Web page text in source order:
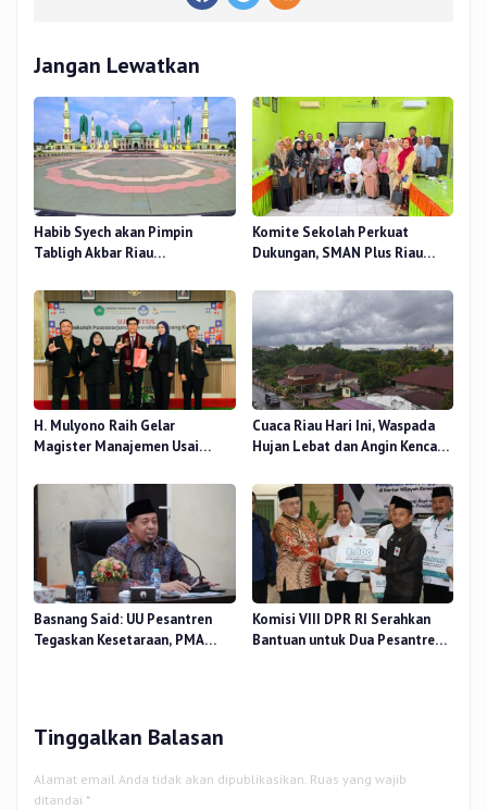
Jangan Lewatkan
Habib Syech akan Pimpin
Tabligh Akbar Riau
Nur, Besok
Komite Sekolah Perkuat
Dukungan, SMAN Plus Riau
Pendidikan
H. Mulyono Raih Gelar
Magister Manajemen Usai
Terhadap Beban Kerja
Cuaca Riau Hari Ini, Waspada
Hujan Lebat dan Angin Kencang
Basnang Said: UU Pesantren
Tegaskan Kesetaraan, PMA
Komisi VIII DPR RI Serahkan
Bantuan untuk Dua Pesantren
Tinggalkan Balasan
Alamat email Anda tidak akan dipublikasikan. Ruas yang wajib
ditandai *